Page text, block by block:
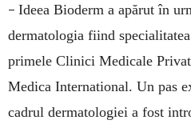
– Ideea Bioderm a apărut în
dermatologia fiind
primele Clinici Medicale
Medica International. Un pas
cadrul dermatologiei a fost